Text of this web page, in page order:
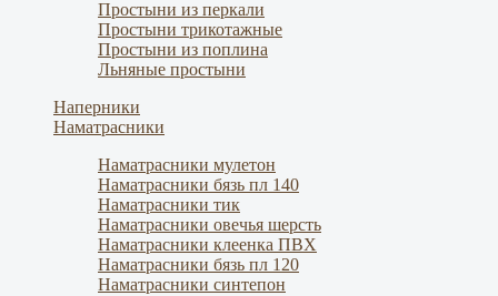
Простыни из перкали
Простыни трикотажные
Простыни из поплина
Льняные простыни
Наперники
Наматрасники
Наматрасники мулетон
Наматрасники бязь пл 140
Наматрасники тик
Наматрасники овечья шерсть
Наматрасники клеенка ПВХ
Наматрасники бязь пл 120
Наматрасники синтепон